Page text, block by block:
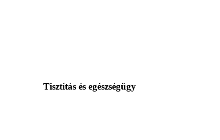
Tisztítás és egészségügy